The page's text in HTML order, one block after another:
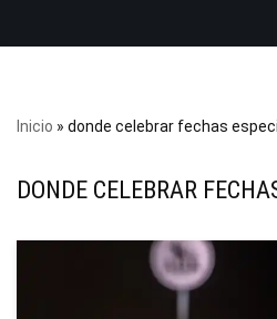
Inicio » donde celebrar fechas
DONDE CELEBRAR